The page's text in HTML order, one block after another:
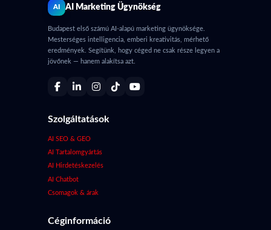
AI AI Marketing Ügynökség
Budapest első számú AI-alapú marketing ügynöksége.
Mesterséges intelligencia, emberi kreativitás, mérhető
eredmények. Segítünk, hogy céged ne csak része legyen a
jövőnek — hanem alakítsa azt.
Szolgáltatások
AI SEO & GEO
AI Tartalomgyártás
AI Hirdetéskezelés
AI Chatbot
Csomagok & árak
Céginformáció